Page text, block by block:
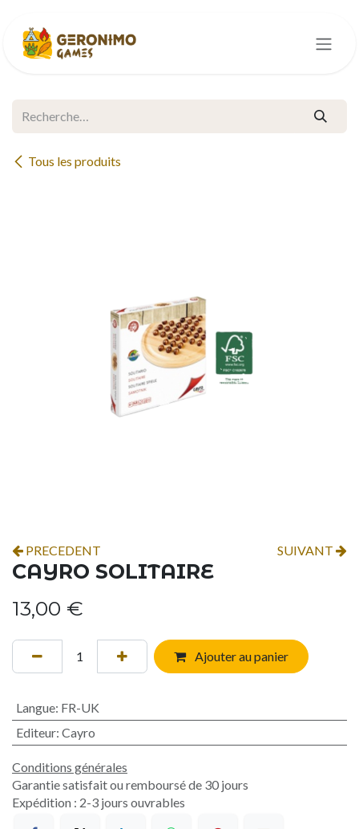
Tous les produits
PRECEDENT SUIVANT
CAYRO SOLITAIRE
13,00 €
Ajouter au panier
Langue: FR-UK
Editeur: Cayro
Conditions générales
Garantie satisfait ou remboursé de 30 jours
Expédition : 2-3 jours ouvrables